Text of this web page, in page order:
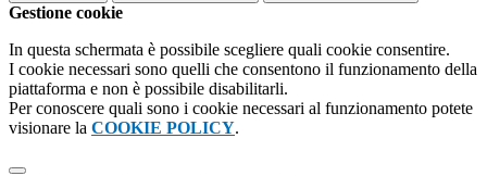
Gestione cookie
In questa schermata è possibile scegliere quali cookie consentire.
I cookie necessari sono quelli che consentono il funzionamento della
piattaforma e non è possibile disabilitarli.
Per conoscere quali sono i cookie necessari al funzionamento potete
visionare la COOKIE POLICY.